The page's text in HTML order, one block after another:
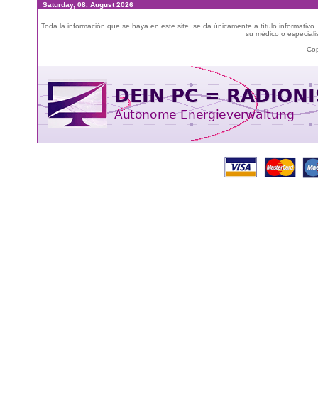
Saturday, 08. August 2026
Toda la información que se haya en este site, se da únicamente a título
su médico o